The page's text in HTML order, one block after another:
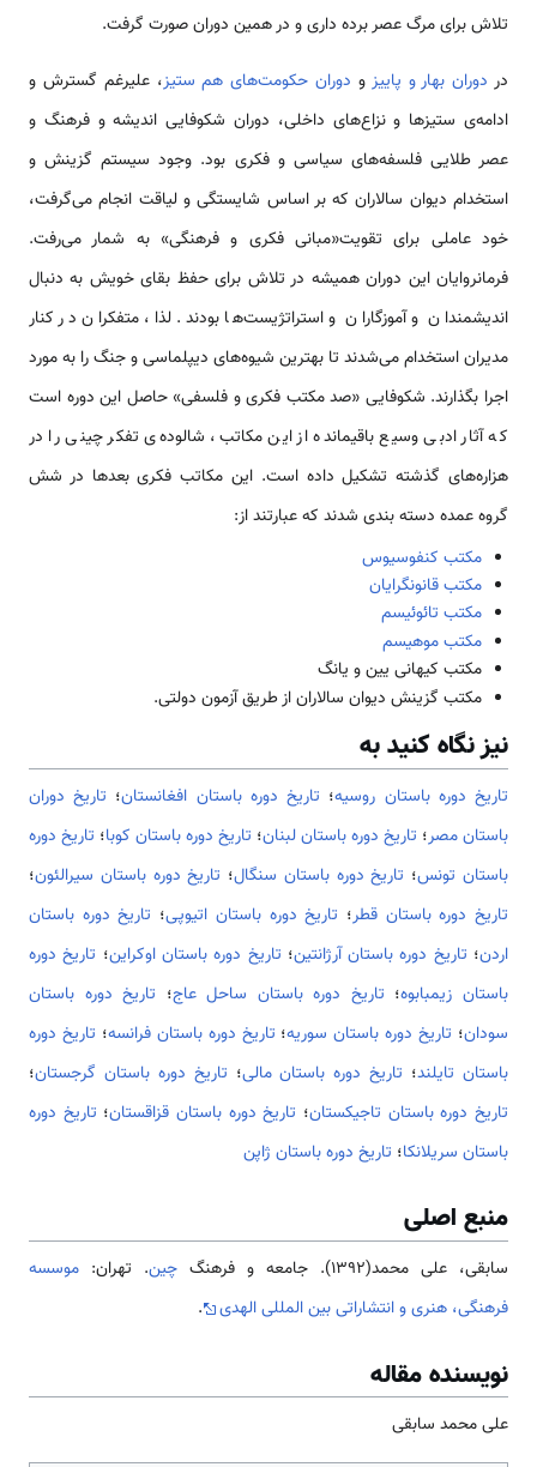
تلاش برای مرگ عصر برده داری و در همین دوران صورت گرفت.
در دوران بهار و پاییز و دوران حکومت‌های هم ستیز، علی­رغم گسترش و
ادامه‌ی ستیزها و نزاع­‌های داخلی، دوران شکوفایی اندیشه و فرهنگ و
عصر طلایی فلسفه­‌های سیاسی و فکری بود. وجود سیستم گزینش و
استخدام دیوان سالاران که بر اساس شایستگی و لیاقت انجام می‌گرفت،
خود عاملی برای تقویت«مبانی فکری و فرهنگی» به­ شمار می­‌رفت.
فرمانروایان این دوران همیشه در تلاش برای حفظ بقای خویش به دنبال
اندیشمندان و آموزگاران و استراتژیست­‌ها بودند. لذا، متفکران در کنار
مدیران استخدام می‌شدند تا بهترین شیوه‌های دیپلماسی و جنگ را به مورد
اجرا بگذارند. شکوفایی «صد مکتب فکری و فلسفی» حاصل این دوره است
که آثار ادبی وسیع باقیمانده از این مکاتب، شالوده‌ی تفکر چینی را در
هزاره‌های گذشته تشکیل داده است. این مکاتب فکری بعدها در شش
گروه عمده دسته بندی شدند که عبارتند از:
مکتب کنفوسیوس
مکتب قانونگرایان
مکتب تائوئیسم
مکتب موهیسم
مکتب کیهانی یین و یانگ
مکتب گزینش دیوان سالاران از طریق آزمون دولتی.
نیز نگاه کنید به
تاریخ دوره باستان روسیه؛ تاریخ دوره باستان افغانستان؛ تاریخ دوران
باستان مصر؛ تاریخ دوره باستان لبنان؛ تاریخ دوره باستان کوبا؛ تاریخ دوره
باستان تونس؛ تاریخ دوره باستان سنگال؛ تاریخ دوره باستان سیرالئون؛
تاریخ دوره باستان قطر؛ تاریخ دوره باستان اتیوپی؛ تاریخ دوره باستان
اردن؛ تاریخ دوره باستان آرژانتین؛ تاریخ دوره باستان اوکراین؛ تاریخ دوره
باستان زیمبابوه؛ تاریخ دوره باستان ساحل عاج؛ تاریخ دوره باستان
سودان؛ تاریخ دوره باستان سوریه؛ تاریخ دوره باستان فرانسه؛ تاریخ دوره
باستان تایلند؛ تاریخ دوره باستان مالی؛ تاریخ دوره باستان گرجستان؛
تاریخ دوره باستان تاجیکستان؛ تاریخ دوره باستان قزاقستان؛ تاریخ دوره
باستان سریلانکا؛ تاریخ دوره باستان ژاپن
منبع اصلی
سابقی، علی محمد(1392). جامعه و فرهنگ چین. تهران: موسسه
فرهنگی، هنری و انتشاراتی بین المللی الهدی
.
نویسنده مقاله
علی محمد سابقی